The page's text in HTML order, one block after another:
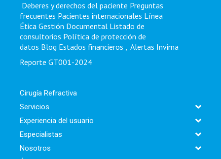
Deberes y derechos del paciente Preguntas
frecuentes Pacientes internacionales Línea
Ética Gestión Documental Listado de
consultorios Política de protección de
datos Blog Estados financieros , Alertas Invima
Reporte GT001-2024
Cirugía Refractiva
Servicios
Experiencia del usuario
Especialistas
Nosotros